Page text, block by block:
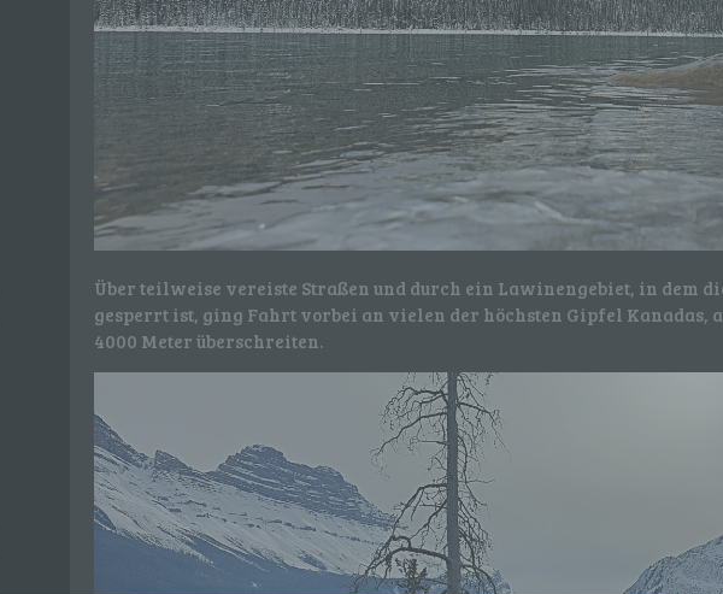
Über teilweise vereiste Straßen und durch ein Lawinengebiet, in dem
gesperrt ist, ging Fahrt vorbei an vielen der höchsten Gipfel Kanadas,
4000 Meter überschreiten.